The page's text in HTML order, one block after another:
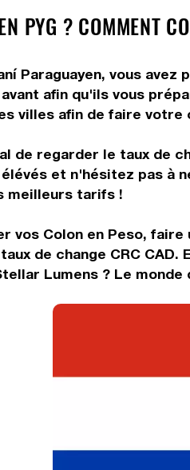
PYG ? COMMENT
Paraguayen, vous
afin qu'ils vous
villes afin de faire votre
de regarder le taux de
et n'hésitez pas à
meilleurs tarifs !
vos Colon en Peso,
de change CRC
Lumens ? Le